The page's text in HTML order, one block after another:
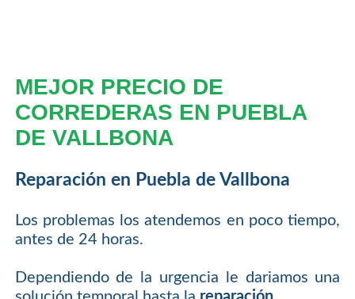
MEJOR PRECIO DE
CORREDERAS EN PUEBLA
DE VALLBONA
Reparación en Puebla de Vallbona
Los problemas los atendemos en poco tiempo,
antes de 24 horas.
Dependiendo de la urgencia le dariamos una